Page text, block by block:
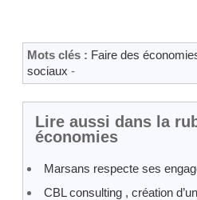
Mots clés : Faire des
sociaux -
Lire aussi dans la
économies
Marsans respecte ses
CBL consulting , création